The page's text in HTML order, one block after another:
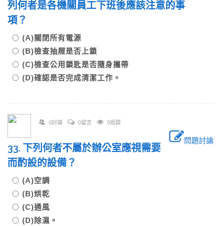
列何者是各機關員工下班後應該注意的事
項？
(A)關閉所有電源
(B)檢查抽屜是否上鎖
(C)檢查公用鎖匙是否隨身攜帶
(D)確認是否完成清潔工作。
0討論 0留言 0追蹤
問題討論
33. 下列何者不屬於辦公室應視需要
而酌設的設備？
(A)空調
(B)烘乾
(C)通風
(D)除濕。